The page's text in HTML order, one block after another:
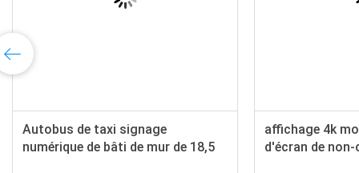
de la publicité de
d'écran tactile
signage numérique de bâti
de 32 pouces avec le joueur